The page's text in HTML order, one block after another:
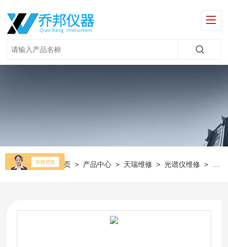
当前位置： 首页 > 产品中心 > 天瑞维修 >光谱仪维修 >